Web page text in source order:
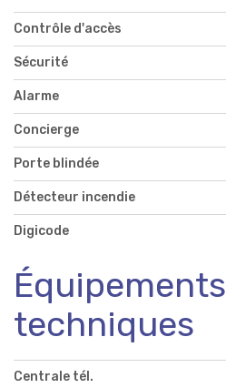
Contrôle d'accès
Sécurité
Alarme
Concierge
Porte blindée
Détecteur incendie
Digicode
Équipements
techniques
Centrale tél.